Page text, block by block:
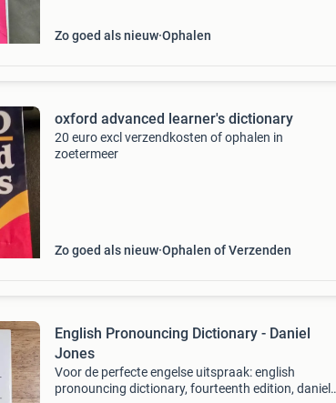
Zo goed als nieuw Ophalen
oxford advanced learner's dictionary
20 euro excl verzendkosten of ophalen in
zoetermeer
Zo goed als nieuw Ophalen of Verzenden
English Pronouncing Dictionary - Daniel
Jones
Voor de perfecte engelse uitspraak: english
pronouncing dictionary, fourteenth edition, daniel